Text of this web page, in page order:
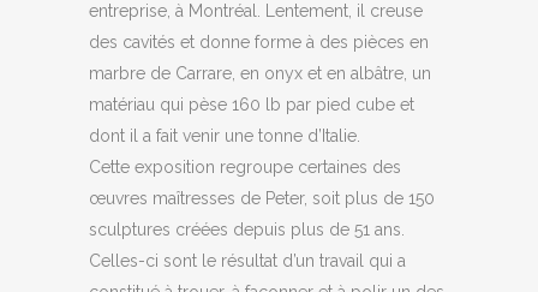
entreprise, à Montréal. Lentement, il creuse
des cavités et donne forme à des pièces en
marbre de Carrare, en onyx et en albâtre, un
matériau qui pèse 160 lb par pied cube et
dont il a fait venir une tonne d’Italie.
Cette exposition regroupe certaines des
œuvres maîtresses de Peter, soit plus de 150
sculptures créées depuis plus de 51 ans.
Celles-ci sont le résultat d’un travail qui a